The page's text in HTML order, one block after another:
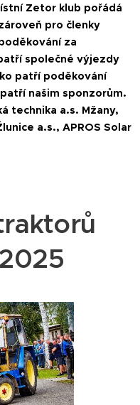
Zetor klub pořádá
pro členky
za
společné výjezdy
patří poděkování
našim sponzorům.
technika a.s. Mžany,
a.s., APROS Solar